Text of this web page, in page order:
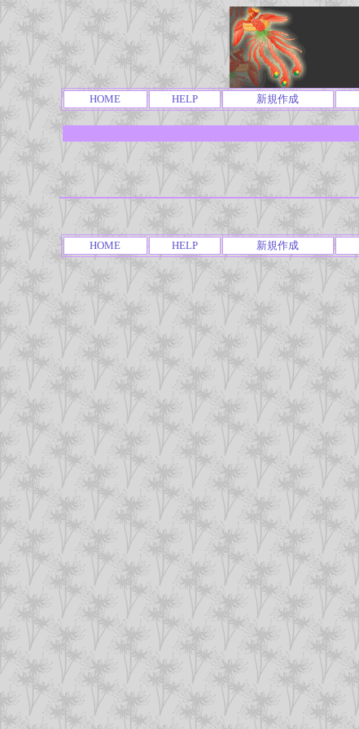
HOME HELP 新規作成
HOME HELP 新規作成